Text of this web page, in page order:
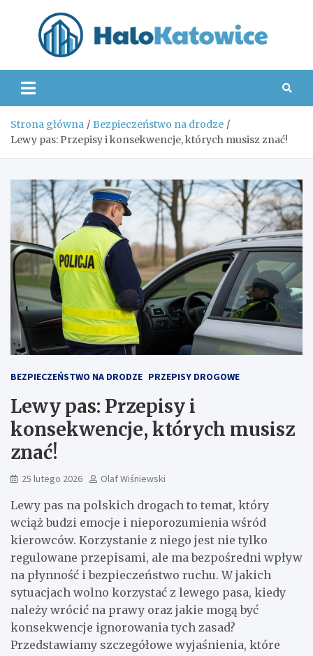
Strona główna
Bezpieczeństwo na drodze
Lewy pas: Przepisy i konsekwencje, których musisz znać!
BEZPIECZEŃSTWO NA DRODZE PRZEPISY DROGOWE
Lewy pas: Przepisy i
konsekwencje, których musisz
znać!
25 lutego 2026 Olaf Wiśniewski
Lewy pas na polskich drogach to temat, który
wciąż budzi emocje i nieporozumienia wśród
kierowców. Korzystanie z niego jest nie tylko
regulowane przepisami, ale ma bezpośredni wpływ
na płynność i bezpieczeństwo ruchu. W jakich
sytuacjach wolno korzystać z lewego pasa, kiedy
należy wrócić na prawy oraz jakie mogą być
konsekwencje ignorowania tych zasad?
Przedstawiamy szczegółowe wyjaśnienia, które